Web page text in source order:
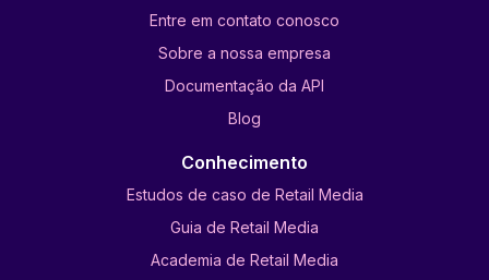
Entre em contato conosco
Sobre a nossa empresa
Documentação da API
Blog
Conhecimento
Estudos de caso de Retail Media
Guia de Retail Media
Academia de Retail Media